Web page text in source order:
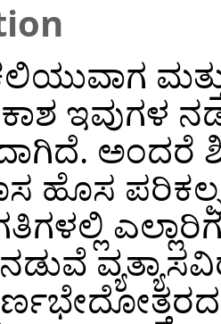
ಇವುಗಳ
ಅಂದರೆ
ಹೊಸ